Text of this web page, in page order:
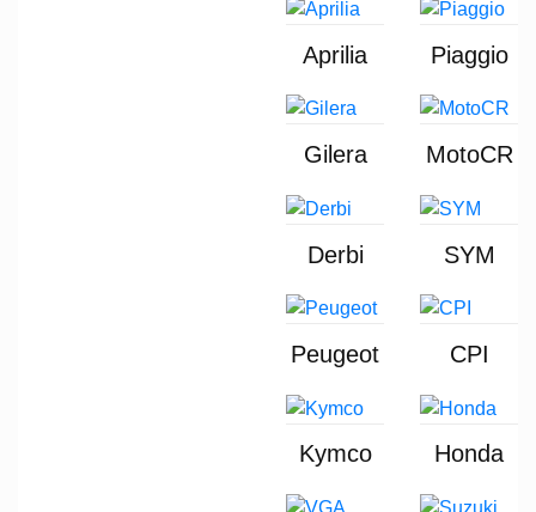
Aprilia Piaggio
Gilera MotoCR
Derbi SYM
Peugeot CPI
Kymco Honda